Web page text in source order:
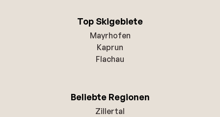
Top Skigebiete
Mayrhofen
Kaprun
Flachau
Beliebte Regionen
Zillertal